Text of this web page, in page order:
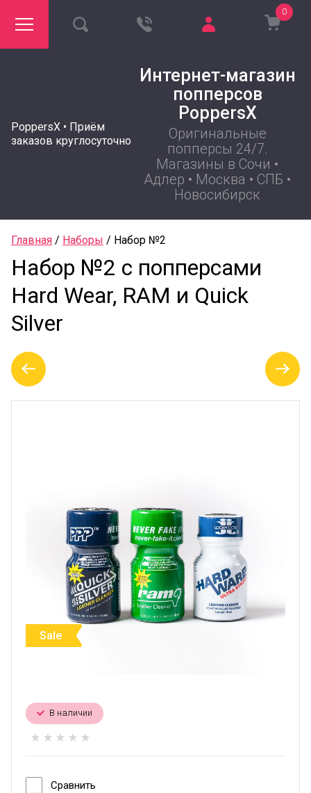
0
PoppersX • Приём
заказов круглосуточно
Интернет-магазин
попперсов
PoppersX
Оригинальные
попперсы 24/7.
Магазины в Сочи •
Адлер • Москва • СПБ •
Новосибирск
Главная / Наборы / Набор №2
Набор №2 с попперсами
Hard Wear, RAM и Quick
Silver
Sale
В наличии
Сравнить